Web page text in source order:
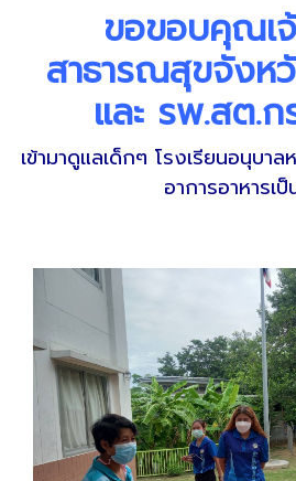
ขอขอบคุณเ
สาธารณสุขจังห
และ รพ.สต.ก
เข้ามาดูแลเด็กๆ โรงเรียนอนุบา
อาการอาหารเ